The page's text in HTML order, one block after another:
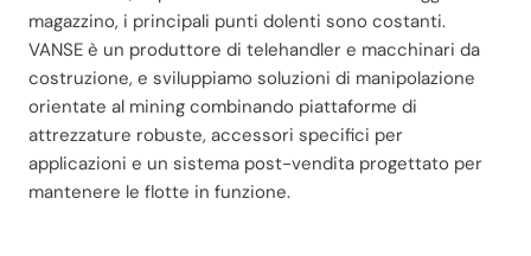
magazzino, i principali punti dolenti sono costanti.
VANSE è un produttore di telehandler e macchinari da
costruzione, e sviluppiamo soluzioni di manipolazione
orientate al mining combinando piattaforme di
attrezzature robuste, accessori specifici per
applicazioni e un sistema post-vendita progettato per
mantenere le flotte in funzione.